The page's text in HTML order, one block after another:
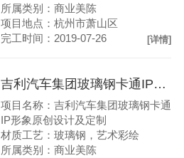
所属类别：商业美陈
项目地点：杭州市萧山区
完工时间：2019-07-26
[详情]
吉利汽车集团玻璃钢卡通IP形象原创设计及定制
项目名称：吉利汽车集团玻璃钢卡通
IP形象原创设计及定制
材质工艺：玻璃钢，艺术彩绘
所属类别：商业美陈